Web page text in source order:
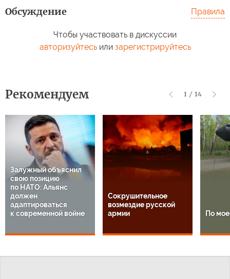
Обсуждение Правила
Чтобы участвовать в дискуссии
авторизуйтесьили зарегистрируйтесь
Рекомендуем 1 / 14
Залужный объяснил
свою позицию
по НАТО: Альянс
должен
адаптироваться
к современной войне
Сокрушительное
возмездие русской
армии
По